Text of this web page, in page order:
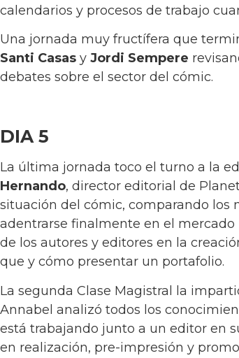
calendarios y procesos de trabajo
Una jornada muy fructífera que
Santi Casas y Jordi Sempere
debates sobre el sector del cómic.
DIA 5
La última jornada toco el turno a la
Hernando, director editorial de
situación del cómic, comparando los
adentrarse finalmente en el
de los autores y editores en la
que y cómo presentar un portafolio.
La segunda Clase Magistral la
Annabel analizó todos los
está trabajando junto a un editor en
en realización, pre-impresión y